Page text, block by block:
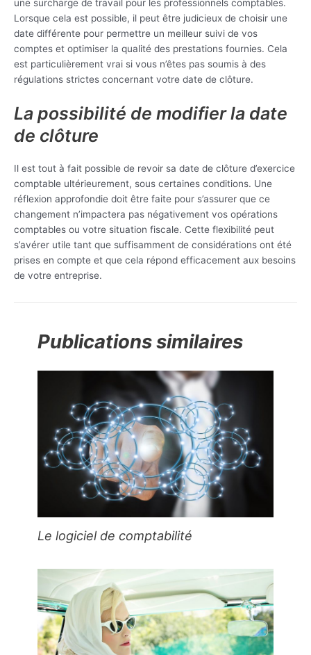
une surcharge de travail pour les professionnels comptables.
Lorsque cela est possible, il peut être judicieux de choisir une
date différente pour permettre un meilleur suivi de vos
comptes et optimiser la qualité des prestations fournies. Cela
est particulièrement vrai si vous n’êtes pas soumis à des
régulations strictes concernant votre date de clôture.
La possibilité de modifier la date
de clôture
Il est tout à fait possible de revoir sa date de clôture d’exercice
comptable ultérieurement, sous certaines conditions. Une
réflexion approfondie doit être faite pour s’assurer que ce
changement n’impactera pas négativement vos opérations
comptables ou votre situation fiscale. Cette flexibilité peut
s’avérer utile tant que suffisamment de considérations ont été
prises en compte et que cela répond efficacement aux besoins
de votre entreprise.
Publications similaires
Le logiciel de comptabilité